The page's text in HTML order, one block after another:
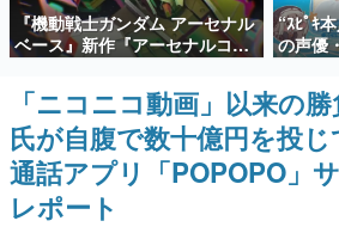
SNS拡散数が数千以上！ ペー
ど。多くの人々に読まれた、電
事をまとめました。
ゲームの企画書
名作ゲームクリエイターの方々
聞きし、ヒットする企画（ゲー
きます。
『機動戦士ガンダム アーセナル
ベース』新作『アーセナルコマ
ンダー』発表！8月28日からオ
ープンベータテスト開催、2027
年2月下旬に稼働予定
“ｽﾋﾟｷ
の声優
ク・シ
108『
場ゲス
「ニコニコ動画」以来の
氏が自腹で数十億円を投
通話アプリ「POPOPO」
レポート